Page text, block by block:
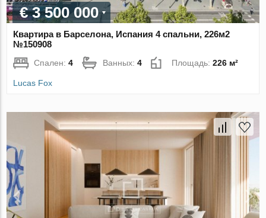
€ 3 500 000
Квартира в Барселона, Испания 4 спальни, 226м2
№150908
Спален:4 Ванных:4 Площадь:226 м²
Lucas Fox